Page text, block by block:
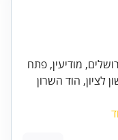
מודיעין, פתח
לציון, הוד השרון